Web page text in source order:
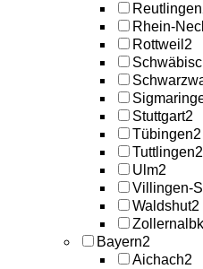
Reutlingen
Rhein-
Rottweil 2
Stuttgart2
Tübingen2
Tuttlingen2
Ulm2
Villingen-
Waldshut2
Bayern2
Aichach2